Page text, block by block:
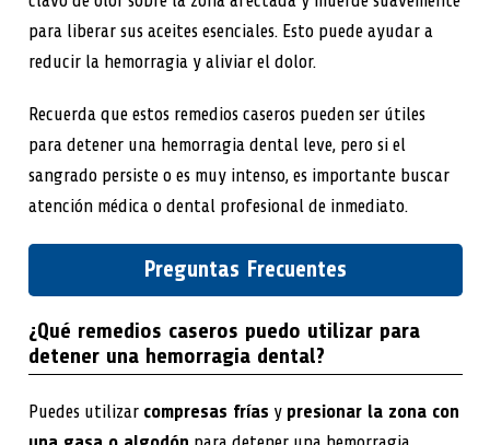
para liberar sus aceites esenciales. Esto puede ayudar a
reducir la hemorragia y aliviar el dolor.
Recuerda que estos remedios caseros pueden ser útiles
para detener una hemorragia dental leve, pero si el
sangrado persiste o es muy intenso, es importante buscar
atención médica o dental profesional de inmediato.
Preguntas Frecuentes
¿Qué remedios caseros puedo utilizar para
detener una hemorragia dental?
Puedes utilizar compresas frías y presionar la zona con